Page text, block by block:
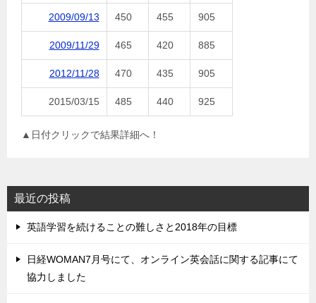
2009/09/13 450 455 905
2009/11/29 465 420 885
2012/11/28 470 435 905
2015/03/15 485 440 925
▲日付クリックで結果詳細へ！
最近の投稿
英語学習を続けることの難しさと2018年の目標
日経WOMAN7月号にて、オンライン英会話に関する記事にて
協力しました